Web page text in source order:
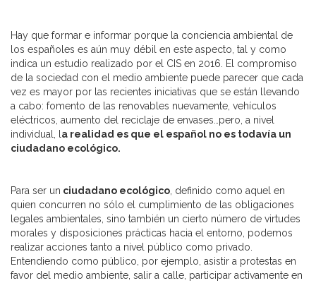
Hay que formar e informar porque la conciencia ambiental de
los españoles es aún muy débil en este aspecto, tal y como
indica un estudio realizado por el CIS en 2016. El compromiso
de la sociedad con el medio ambiente puede parecer que cada
vez es mayor por las recientes iniciativas que se están llevando
a cabo: fomento de las renovables nuevamente, vehículos
eléctricos, aumento del reciclaje de envases…pero, a nivel
individual, l a realidad es que el español no es todavía un
ciudadano ecológico.
Para ser un ciudadano ecológico , definido como aquel en
quien concurren no sólo el cumplimiento de las obligaciones
legales ambientales, sino también un cierto número de virtudes
morales y disposiciones prácticas hacia el entorno, podemos
realizar acciones tanto a nivel público como privado.
Entendiendo como público, por ejemplo, asistir a protestas en
favor del medio ambiente, salir a calle, participar activamente en